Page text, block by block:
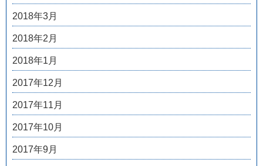
2018年3月
2018年2月
2018年1月
2017年12月
2017年11月
2017年10月
2017年9月